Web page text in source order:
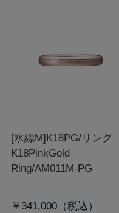
[水縹M]K18PG/リング
K18PinkGold
Ring/AM011M-PG
￥341,000